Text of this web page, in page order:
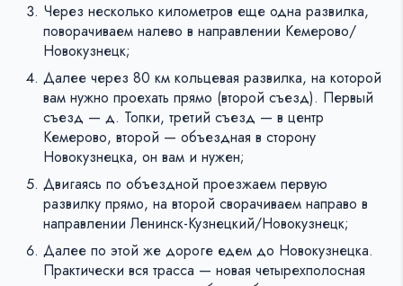
Через несколько километров еще одна развилка,
поворачиваем налево в направлении Кемерово/
Новокузнецк;
Далее через 80 км кольцевая развилка, на которой
вам нужно проехать прямо (второй съезд). Первый
съезд — д. Топки, третий съезд — в центр
Кемерово, второй — объездная в сторону
Новокузнецка, он вам и нужен;
Двигаясь по объездной проезжаем первую
развилку прямо, на второй сворачиваем направо в
направлении Ленинск-Кузнецкий/Новокузнецк;
Далее по этой же дороге едем до Новокузнецка.
Практически вся трасса — новая четырехполосная